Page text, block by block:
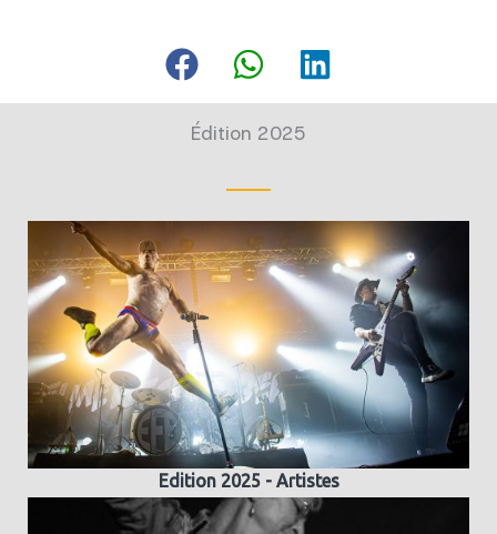
Édition 2025
Edition 2025 - Artistes